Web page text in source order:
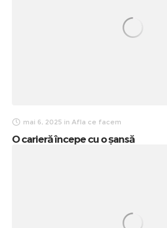
mai 6, 2025 in Afla ce facem
O carieră începe cu o șansă